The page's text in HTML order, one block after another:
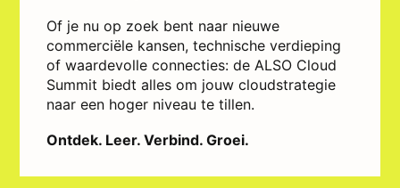
Of je nu op zoek bent naar nieuwe
commerciële kansen, technische verdieping
of waardevolle connecties: de ALSO Cloud
Summit biedt alles om jouw cloudstrategie
naar een hoger niveau te tillen.
Ontdek. Leer. Verbind. Groei.